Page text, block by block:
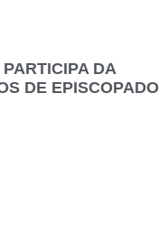
DA
DE EPISCOPADO